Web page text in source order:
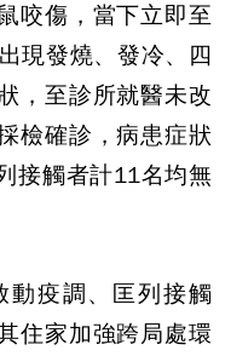
咬傷，當下立即至
現發燒、發冷、四
，至診所就醫未改
檢確診，病患症狀
接觸者計11名均無
動疫調、匡列接觸
住家加強跨局處環